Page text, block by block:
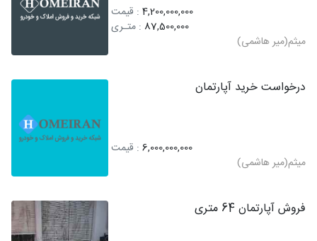
4,200,000,000 : قیمت
87,500,000 : متـری
میثم(میر هاشمی)
درخواست خرید آپارتمان
6,000,000,000 : قیمت
میثم(میر هاشمی)
فروش آپارتمان 64 متری